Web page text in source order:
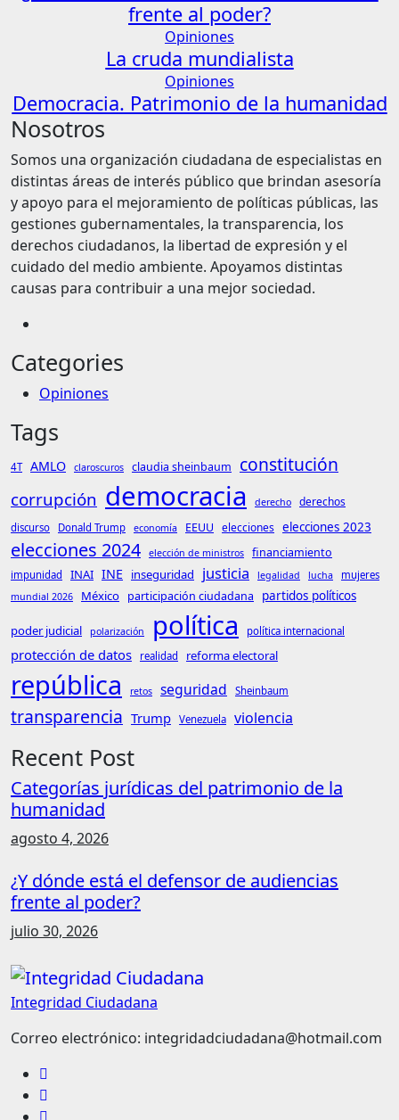
frente al poder?
Opiniones
La cruda mundialista
Opiniones
Democracia. Patrimonio de la humanidad
Nosotros
Somos una organización ciudadana de especialistas en
distintas áreas de interés público que brindan asesoría
y apoyo para el mejoramiento de políticas públicas, las
gestiones gubernamentales, la transparencia, los
derechos ciudadanos, la libertad de expresión y el
cuidado del medio ambiente. Apoyamos distintas
causas para contribuir a una mejor sociedad.
Categories
Opiniones
Tags
4T AMLO claroscuros claudia sheinbaum constitución
corrupción democracia derecho derechos
discurso Donald Trump economía EEUU elecciones elecciones 2023
elecciones 2024 elección de ministros financiamiento
impunidad INAI INE inseguridad justicia legalidad lucha mujeres
mundial 2026 México participación ciudadana partidos políticos
poder judicial polarización política política internacional
protección de datos realidad reforma electoral
república retos seguridad Sheinbaum
transparencia Trump Venezuela violencia
Recent Post
Categorías jurídicas del patrimonio de la
humanidad
agosto 4, 2026
¿Y dónde está el defensor de audiencias
frente al poder?
julio 30, 2026
Integridad Ciudadana
Correo electrónico: integridadciudadana@hotmail.com